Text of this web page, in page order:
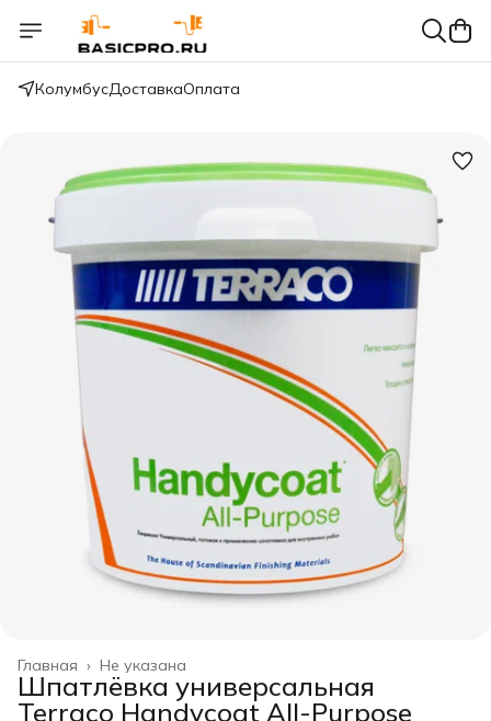
КолумбусДоставкаОплата
Не указана
Главная ›
Шпатлёвка универсальная
Terraco Handycoat All-Purpose